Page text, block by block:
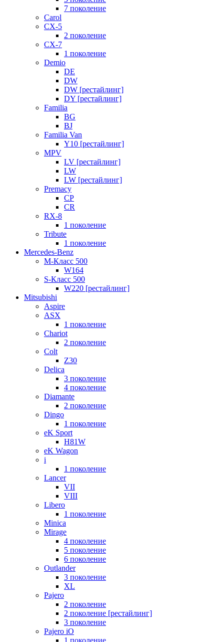
7 поколение
Carol
CX-5
2 поколение
CX-7
1 поколение
Demio
DE
DW
DW [рестайлинг]
DY [рестайлинг]
Familia
BG
BJ
Familia Van
Y10 [рестайлинг]
MPV
LV [рестайлинг]
LW
LW [рестайлинг]
Premacy
CP
CR
RX-8
1 поколение
Tribute
1 поколение
Mercedes-Benz
M-Класс 500
W164
S-Класс 500
W220 [рестайлинг]
Mitsubishi
Aspire
ASX
1 поколение
Chariot
2 поколение
Colt
Z30
Delica
3 поколение
4 поколение
Diamante
2 поколение
Dingo
1 поколение
eK Sport
H81W
eK Wagon
i
1 поколение
Lancer
VII
VIII
Libero
1 поколение
Minica
Mirage
4 поколение
5 поколение
6 поколение
Outlander
3 поколение
XL
Pajero
2 поколение
2 поколение [рестайлинг]
3 поколение
Pajero iO
1 поколение